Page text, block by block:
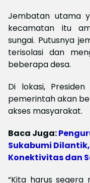
Jembatan utama
kecamatan itu
sungai. Putusnya
terisolasi dan
beberapa desa.
Di lokasi,
pemerintah akan
akses masyarakat.
Baca Juga:
Sukabumi
Konektivitas dan
“Kita harus